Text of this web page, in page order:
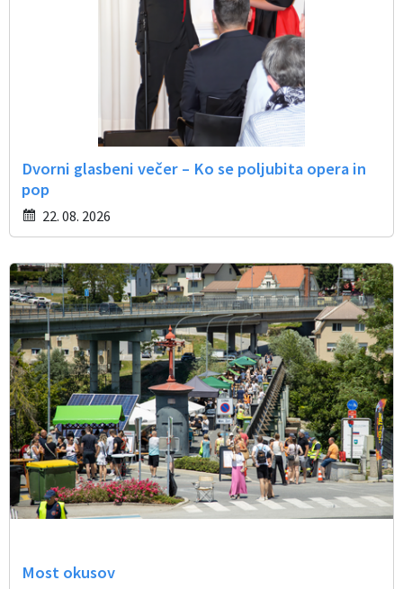
Dvorni glasbeni večer – Ko se poljubita opera in
pop
22. 08. 2026
Most okusov